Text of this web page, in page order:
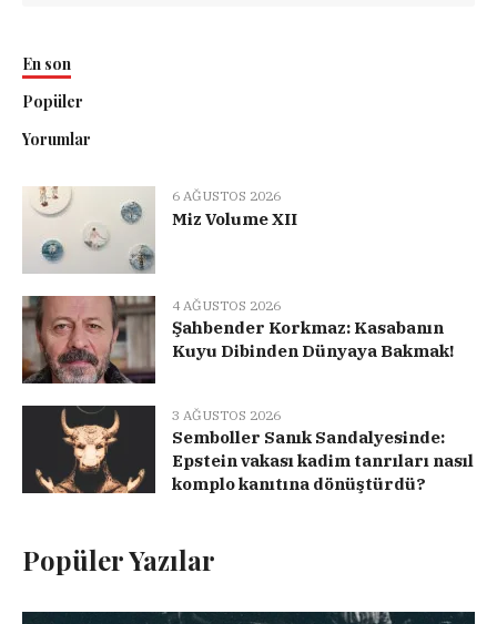
En son
Popüler
Yorumlar
6 AĞUSTOS 2026
Miz Volume XII
4 AĞUSTOS 2026
Şahbender Korkmaz: Kasabanın
Kuyu Dibinden Dünyaya Bakmak!
3 AĞUSTOS 2026
Semboller Sanık Sandalyesinde:
Epstein vakası kadim tanrıları nasıl
komplo kanıtına dönüştürdü?
Popüler Yazılar